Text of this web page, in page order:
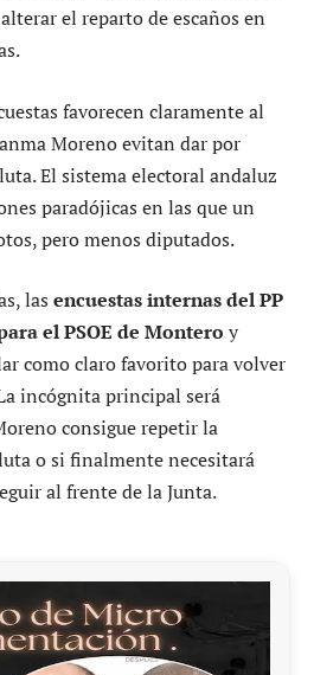
el reparto de escaños en
favorecen claramente al
Moreno evitan dar por
El sistema electoral andaluz
paradójicas en las que un
pero menos diputados.
las encuestas internas del PP
el PSOE de Montero y
como claro favorito para volver
incógnita principal será
consigue repetir la
o si finalmente necesitará
al frente de la Junta.